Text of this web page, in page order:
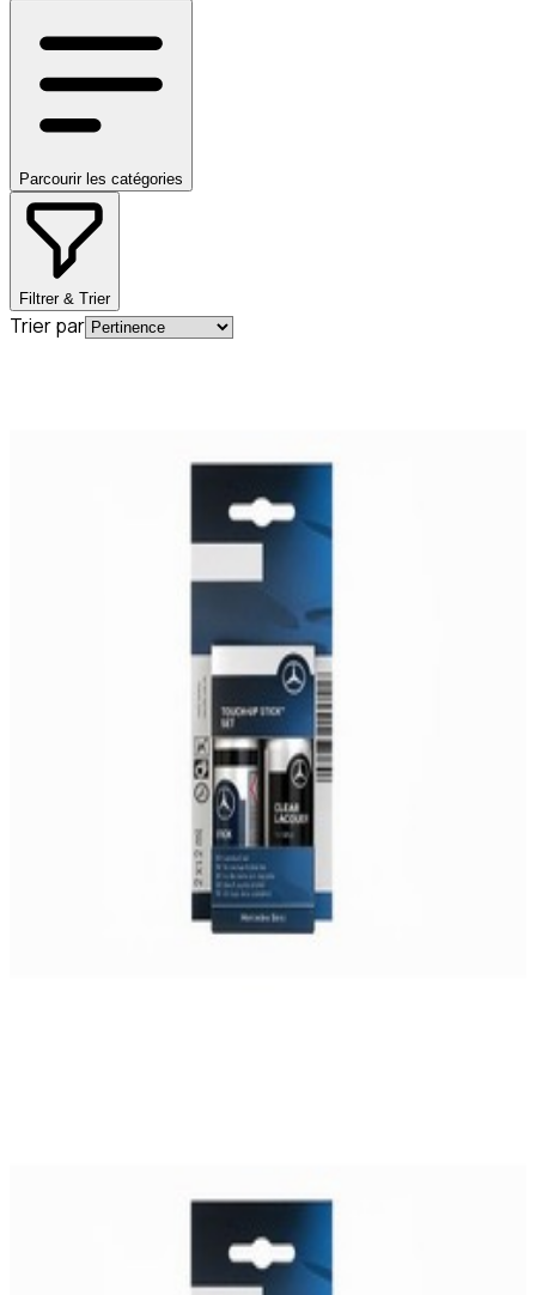
Parcourir les catégories
Filtrer & Trier
Trier par
Stylo Retouche Peinture 5904 BLEU FONCE
Stylo Retouche Peinture 842-5842 Bleu